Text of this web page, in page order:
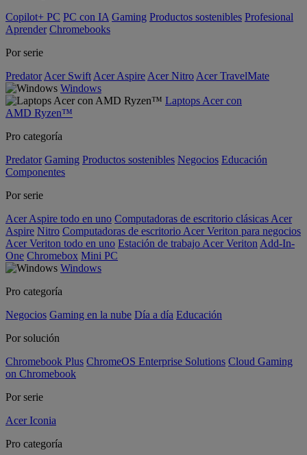
Copilot+ PC PC con IA Gaming Productos sostenibles Profesional
Aprender Chromebooks
Por serie
Predator Acer Swift Acer Aspire Acer Nitro Acer TravelMate
Windows
Laptops Acer con
AMD Ryzen™
Pro categoría
Predator Gaming Productos sostenibles Negocios Educación
Componentes
Por serie
Acer Aspire todo en uno Computadoras de escritorio clásicas Acer
Aspire Nitro Computadoras de escritorio Acer Veriton para negocios
Acer Veriton todo en uno Estación de trabajo Acer Veriton Add-In-
One Chromebox Mini PC
Windows
Pro categoría
Negocios Gaming en la nube Día a día Educación
Por solución
Chromebook Plus ChromeOS Enterprise Solutions Cloud Gaming
on Chromebook
Por serie
Acer Iconia
Pro categoría